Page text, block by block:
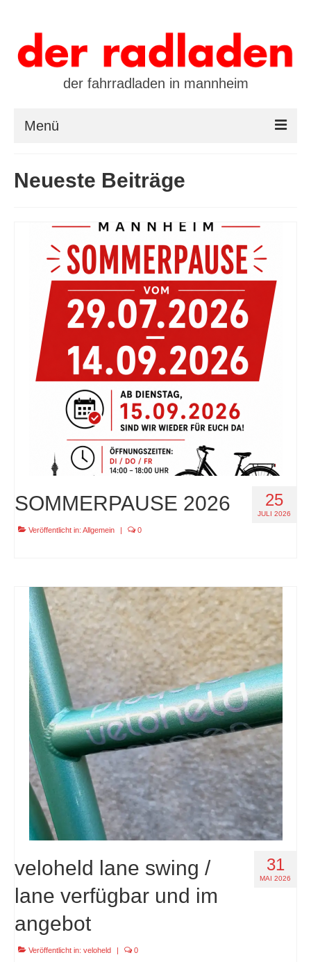
der fahrradladen in mannheim
Menü
öffnungszeiten / kontakt
leasing / finanzierung
preistool
kalender
specials
tout terrain pamir / appia / belair / divide
urban arrow familynext pro / 2026 / 100nm
impressum
Neueste Beiträge
25
JULI 2026
SOMMERPAUSE 2026
Veröffentlicht in: Allgemein | 0
31
MAI 2026
veloheld lane swing /
lane verfügbar und im
angebot
Veröffentlicht in: veloheld 0